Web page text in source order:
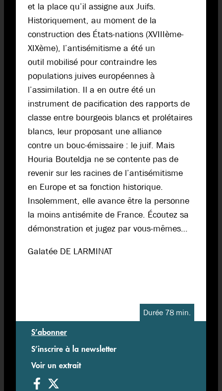
et la place qu’il assigne aux Juifs.
Historiquement, au moment de la
construction des États-nations (XVIIIème-
XIXème), l’antisémitisme a été un
outil mobilisé pour contraindre les
populations juives européennes à
l’assimilation. Il a en outre été un
instrument de pacification des rapports de
classe entre bourgeois blancs et prolétaires
blancs, leur proposant une alliance
contre un bouc-émissaire : le juif. Mais
Houria Bouteldja ne se contente pas de
revenir sur les racines de l’antisémitisme
en Europe et sa fonction historique.
Insolemment, elle avance être la personne
la moins antisémite de France. Écoutez sa
démonstration et jugez par vous-mêmes…
Galatée DE LARMINAT
Durée 78 min.
S’abonner
S’inscrire à la newsletter
Voir un extrait